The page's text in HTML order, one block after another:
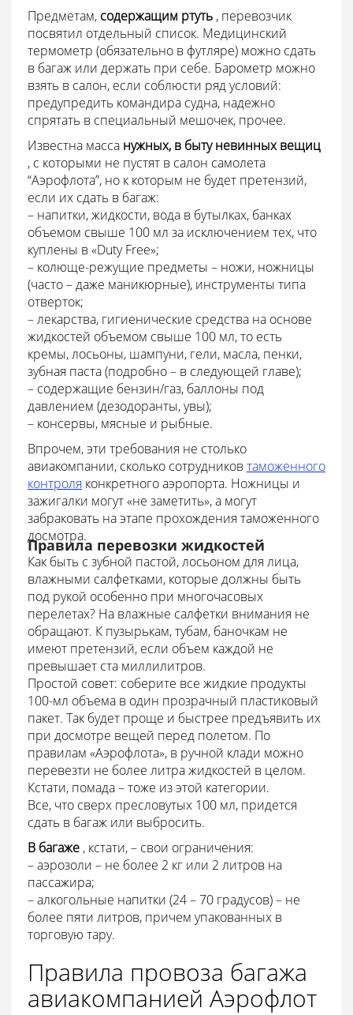
Предметам, содержащим ртуть , перевозчик
посвятил отдельный список. Медицинский
термометр (обязательно в футляре) можно сдать
в багаж или держать при себе. Барометр можно
взять в салон, если соблюсти ряд условий:
предупредить командира судна, надежно
спрятать в специальный мешочек, прочее.
Известна масса нужных, в быту невинных вещиц
, с которыми не пустят в салон самолета
“Аэрофлота”, но к которым не будет претензий,
если их сдать в багаж:
– напитки, жидкости, вода в бутылках, банках
объемом свыше 100 мл за исключением тех, что
куплены в «Duty Free»;
– колюще-режущие предметы – ножи, ножницы
(часто – даже маникюрные), инструменты типа
отверток;
– лекарства, гигиенические средства на основе
жидкостей объемом свыше 100 мл, то есть
кремы, лосьоны, шампуни, гели, масла, пенки,
зубная паста (подробно – в следующей главе);
– содержащие бензин/газ, баллоны под
давлением (дезодоранты, увы);
– консервы, мясные и рыбные.
Впрочем, эти требования не столько
авиакомпании, сколько сотрудниковтаможенного
контроля конкретного аэропорта. Ножницы и
зажигалки могут «не заметить», а могут
забраковать на этапе прохождения таможенного
досмотра.
Правила перевозки жидкостей
Как быть с зубной пастой, лосьоном для лица,
влажными салфетками, которые должны быть
под рукой особенно при многочасовых
перелетах? На влажные салфетки внимания не
обращают. К пузырькам, тубам, баночкам не
имеют претензий, если объем каждой не
превышает ста миллилитров.
Простой совет: соберите все жидкие продукты
100-мл объема в один прозрачный пластиковый
пакет. Так будет проще и быстрее предъявить их
при досмотре вещей перед полетом. По
правилам «Аэрофлота», в ручной клади можно
перевезти не более литра жидкостей в целом.
Кстати, помада – тоже из этой категории.
Все, что сверх пресловутых 100 мл, придется
сдать в багаж или выбросить.
В багаже , кстати, – свои ограничения:
– аэрозоли – не более 2 кг или 2 литров на
пассажира;
– алкогольные напитки (24 – 70 градусов) – не
более пяти литров, причем упакованных в
торговую тару.
Правила провоза багажа
авиакомпанией Аэрофлот